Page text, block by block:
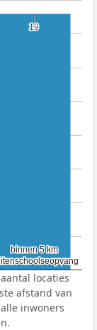
binnen 5 km
binnen 5 km
19
19
locaties
afstand van
inwoners